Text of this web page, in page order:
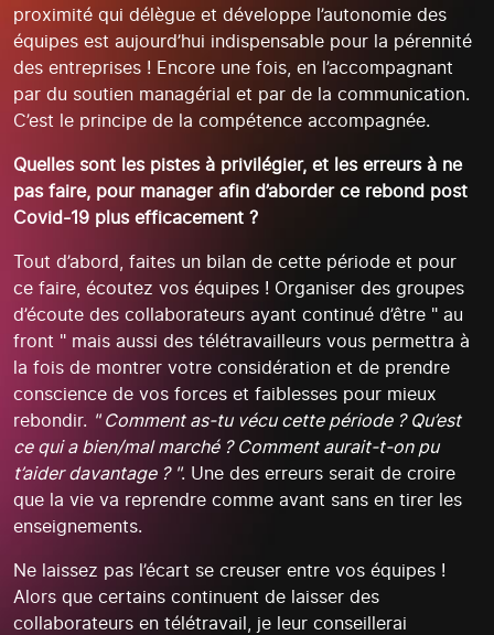
proximité qui délègue et développe l’autonomie des
équipes est aujourd’hui indispensable pour la pérennité
des entreprises ! Encore une fois, en l’accompagnant
par du soutien managérial et par de la communication.
C’est le principe de la compétence accompagnée.
Quelles sont les pistes à privilégier, et les erreurs à ne
pas faire, pour manager afin d’aborder ce rebond post
Covid-19 plus efficacement ?
Tout d’abord, faites un bilan de cette période et pour
ce faire, écoutez vos équipes ! Organiser des groupes
d’écoute des collaborateurs ayant continué d’être " au
front " mais aussi des télétravailleurs vous permettra à
la fois de montrer votre considération et de prendre
conscience de vos forces et faiblesses pour mieux
rebondir. " Comment as-tu vécu cette période ? Qu’est
ce qui a bien/mal marché ? Comment aurait-t-on pu
t’aider davantage ? ". Une des erreurs serait de croire
que la vie va reprendre comme avant sans en tirer les
enseignements.
Ne laissez pas l’écart se creuser entre vos équipes !
Alors que certains continuent de laisser des
collaborateurs en télétravail, je leur conseillerai